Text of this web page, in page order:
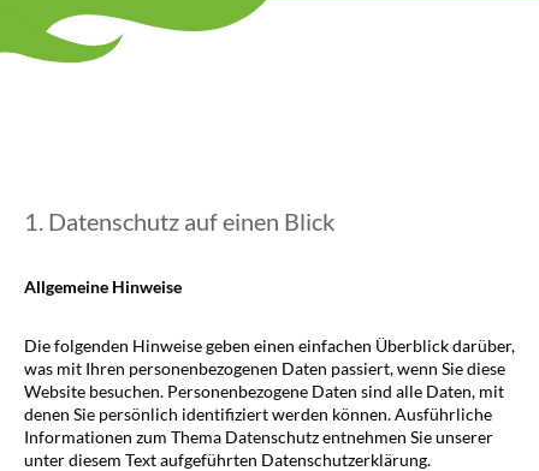
1. Datenschutz auf einen Blick
Allgemeine Hinweise
Die folgenden Hinweise geben einen einfachen Überblick darüber,
was mit Ihren personenbezogenen Daten passiert, wenn Sie diese
Website besuchen. Personenbezogene Daten sind alle Daten, mit
denen Sie persönlich identifiziert werden können. Ausführliche
Informationen zum Thema Datenschutz entnehmen Sie unserer
unter diesem Text aufgeführten Datenschutzerklärung.